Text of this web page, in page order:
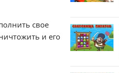
свое
и его